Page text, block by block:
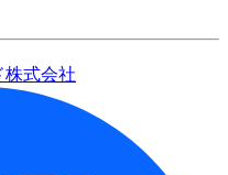
式会社